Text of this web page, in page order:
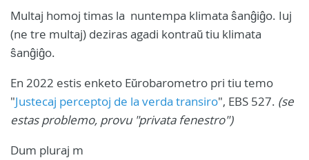
Multaj homoj timas la nuntempa klimata ŝanĝiĝo. Iuj
(ne tre multaj) deziras agadi kontraŭ tiu klimata
ŝanĝiĝo.
En 2022 estis enketo Eŭrobarometro pri tiu temo
"Justecaj perceptoj de la verda transiro", EBS 527. (se
estas problemo, provu "privata fenestro")
Dum pluraj m